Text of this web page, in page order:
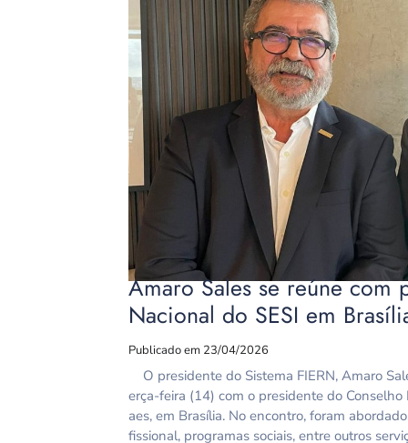
Amaro Sales se reúne com
Nacional do SESI em
Publicado em 23/04/2026
O presidente do Sistema FIERN, Amaro
erça-feira (14) com o presidente do
aes, em Brasília. No encontro, foram
fissional, programas sociais, entre outros